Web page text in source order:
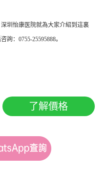
深圳怡康医院就為大家介紹到這裏
詢： 0755-25595888。
了解價格